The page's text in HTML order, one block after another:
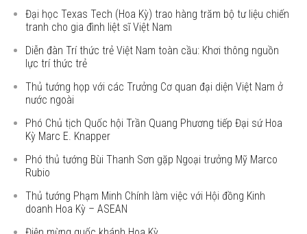
Đại học Texas Tech (Hoa Kỳ) trao hàng trăm bộ tư liệu chiến
tranh cho gia đình liệt sĩ Việt Nam
Diễn đàn Trí thức trẻ Việt Nam toàn cầu: Khơi thông nguồn
lực trí thức trẻ
Thủ tướng họp với các Trưởng Cơ quan đại diện Việt Nam ở
nước ngoài
Phó Chủ tịch Quốc hội Trần Quang Phương tiếp Đại sứ Hoa
Kỳ Marc E. Knapper
Phó thủ tướng Bùi Thanh Sơn gặp Ngoại trưởng Mỹ Marco
Rubio
Thủ tướng Phạm Minh Chính làm việc với Hội đồng Kinh
doanh Hoa Kỳ – ASEAN